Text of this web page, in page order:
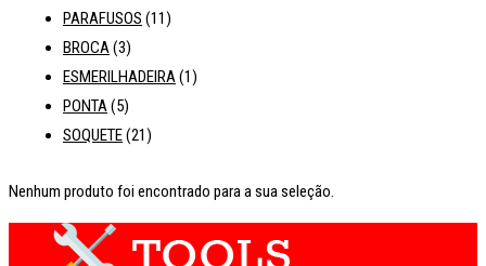
PARAFUSOS (11)
BROCA(3)
ESMERILHADEIRA(1)
PONTA(5)
SOQUETE(21)
Nenhum produto foi encontrado para a sua seleção.